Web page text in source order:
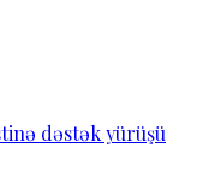
dəstək yürüşü